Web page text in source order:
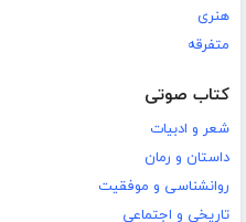
هنری
متفرقه
کتاب صوتی
شعر و ادبیات
داستان و رمان
روانشناسی و موفقیت
تاریخی و اجتماعی